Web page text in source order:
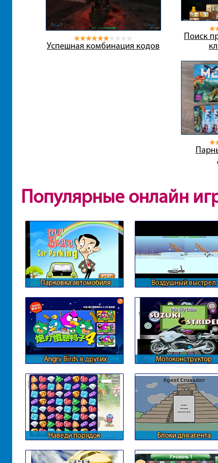
Успешная комбинация кодов
Поиск
Популярные онлайн
Парковка автомобиля
Воздушный выстрел
Angry Birds в других
Мотоконструктор
Наведи порядок Блоки для агента